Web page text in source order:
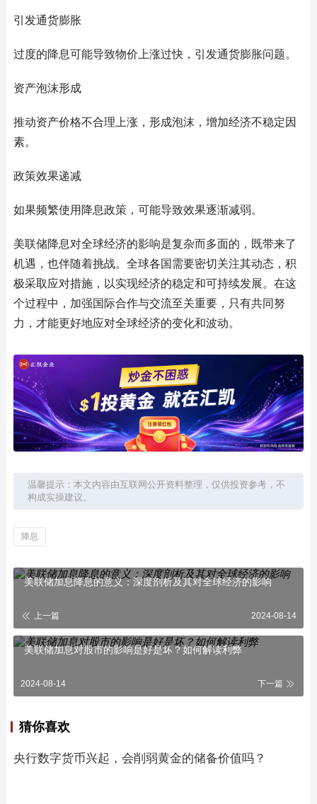
引发通货膨胀
过度的降息可能导致物价上涨过快，引发通货膨胀问题。
资产泡沫形成
推动资产价格不合理上涨，形成泡沫，增加经济不稳定因
素。
政策效果递减
如果频繁使用降息政策，可能导致效果逐渐减弱。
美联储降息对全球经济的影响是复杂而多面的，既带来了
机遇，也伴随着挑战。全球各国需要密切关注其动态，积
极采取应对措施，以实现经济的稳定和可持续发展。在这
个过程中，加强国际合作与交流至关重要，只有共同努
力，才能更好地应对全球经济的变化和波动。
温馨提示：本文内容由互联网公开资料整理，仅供投资参考，不
构成实操建议。
降息
美联储加息降息的意义：深度剖析及其对全球经济的影响
上一篇 2024-08-14
美联储加息对股市的影响是好是坏？如何解读利弊
2024-08-14 下一篇
猜你喜欢
央行数字货币兴起，会削弱黄金的储备价值吗？